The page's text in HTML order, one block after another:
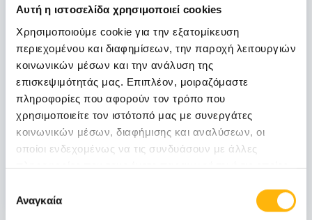
Αυτή η ιστοσελίδα χρησιμοποιεί cookies
Χρησιμοποιούμε cookie για την εξατομίκευση
περιεχομένου και διαφημίσεων, την παροχή λειτουργιών
κοινωνικών μέσων και την ανάλυση της
επισκεψιμότητάς μας. Επιπλέον, μοιραζόμαστε
πληροφορίες που αφορούν τον τρόπο που
χρησιμοποιείτε τον ιστότοπό μας με συνεργάτες
κοινωνικών μέσων, διαφήμισης και αναλύσεων, οι
οποίοι ενδεχομένως να τις συνδυάσουν με άλλες
πληροφορίες που τους έχετε παραχωρήσει ή τις οποίες
των υπηρεσιών τους.
συγκατάθεσης
Αναγκαία
06 - 07 ΝΟΕ
ΓΕΝΙΚΗ ΚΛΙΝΙΚΗ
ΙΑΣΩ Γενική Κλινική: Επιστημονική
Διημερίδα «Γυναικολογικές νεοπλασίες και
νεοπλασίες ουροποιητικού και μαστού:
Θεραπευτικά διλήμματα και νεότερα
δεδομένα από το ESMO 2026»